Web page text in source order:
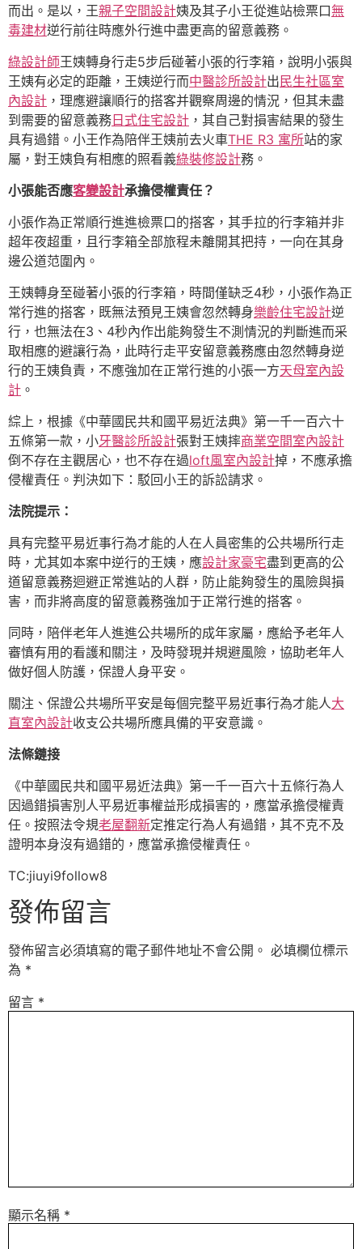
而出。是以，王親子空間設計姨及其子小王從進站檢票口無
毒建材逆行前往時應外行進中盡更高的留意義務。
綠設計師王姨轉身行走5步后碰著小張的行李箱，說明小張與
王姨有必定的距離，王姨逆行而中醫診所設計出民生社區室
內設計 ，理應避讓順行的搭客并觀察周邊的情況，但其未盡
到需要的留意義務日式住宅設計 ，其自己對損害結果的發生
具有過錯。小王作為陪伴王姨前去火車THE R3 寓所站的家
屬，對王姨負有相應的照看義綠裝修設計務。
小張能否應客變設計承擔侵權責任？
小張作為正常順行進進檢票口的搭客，其手拉的行李箱并非
超年夜超重，且行李箱全部旅程未離開其把持，一向在其身
邊公道范圍內。
王姨轉身至碰著小張的行李箱，時間僅缺乏4秒，小張作為正
常行進的搭客，既無法預見王姨會忽然轉身樂齡住宅設計逆
行，也無法在3、4秒內作出能夠發生不測情況的判斷進而采
取相應的避讓行為，此時行走平安留意義務應由忽然轉身逆
行的王姨負責，不應強加在正常行進的小張一方天母室內設
計 。
綜上，根據《中華國民共和國平易近法典》第一千一百六十
五條第一款，小牙醫診所設計張對王姨摔商業空間室內設計
倒不存在主觀居心，也不存在過loft風室內設計掉，不應承擔
侵權責任。判決如下：駁回小王的訴訟請求。
法院提示：
具有完整平易近事行為才能的人在人員密集的公共場所行走
時，尤其如本案中逆行的王姨，應設計家豪宅盡到更高的公
道留意義務迴避正常進站的人群，防止能夠發生的風險與損
害，而非將高度的留意義務強加于正常行進的搭客。
同時，陪伴老年人進進公共場所的成年家屬，應給予老年人
審慎有用的看護和關注，及時發現并規避風險，協助老年人
做好個人防護，保證人身平安。
關注、保證公共場所平安是每個完整平易近事行為才能人大
直室內設計收支公共場所應具備的平安意識。
法條鏈接
《中華國民共和國平易近法典》第一千一百六十五條行為人
因過錯損害別人平易近事權益形成損害的，應當承擔侵權責
任。按照法令規老屋翻新定推定行為人有過錯，其不克不及
證明本身沒有過錯的，應當承擔侵權責任。
TC:jiuyi9follow8
發佈留言
發佈留言必須填寫的電子郵件地址不會公開。 必填欄位標示
為 *
留言 *
顯示名稱 *